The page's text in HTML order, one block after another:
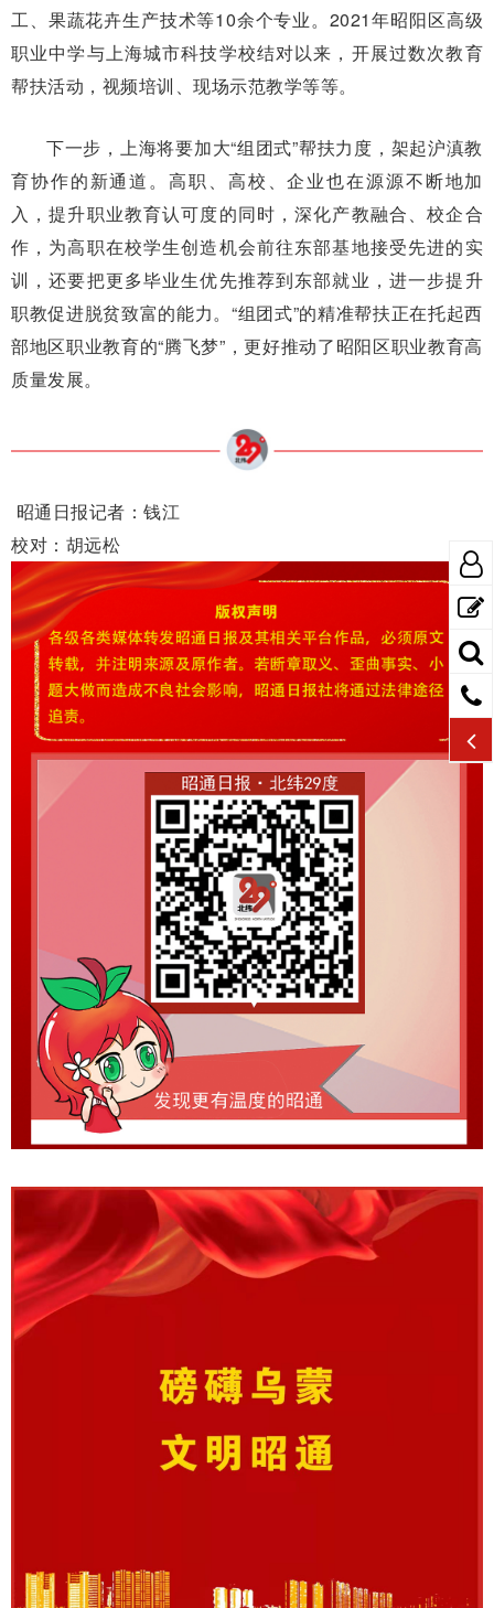
工、果蔬花卉生产技术等10余个专业。2021年昭阳区高级
职业中学与上海城市科技学校结对以来，开展过数次教育
帮扶活动，视频培训、现场示范教学等等。
下一步，上海将要加大“组团式”帮扶力度，架起沪滇教
育协作的新通道。高职、高校、企业也在源源不断地加
入，提升职业教育认可度的同时，深化产教融合、校企合
作，为高职在校学生创造机会前往东部基地接受先进的实
训，还要把更多毕业生优先推荐到东部就业，进一步提升
职教促进脱贫致富的能力。“组团式”的精准帮扶正在托起西
部地区职业教育的“腾飞梦”，更好推动了昭阳区职业教育高
质量发展。
昭通日报记者：钱江
校对：胡远松